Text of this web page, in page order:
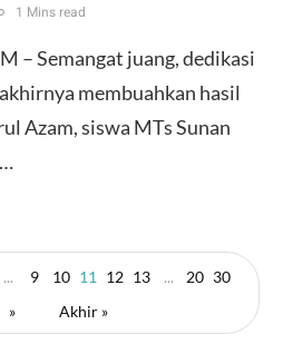
1 Mins read
– Semangat juang, dedikasi
membuahkan hasil
Azam, siswa MTs Sunan
... 9 10 11 12 13 ... 20 30
» Akhir »